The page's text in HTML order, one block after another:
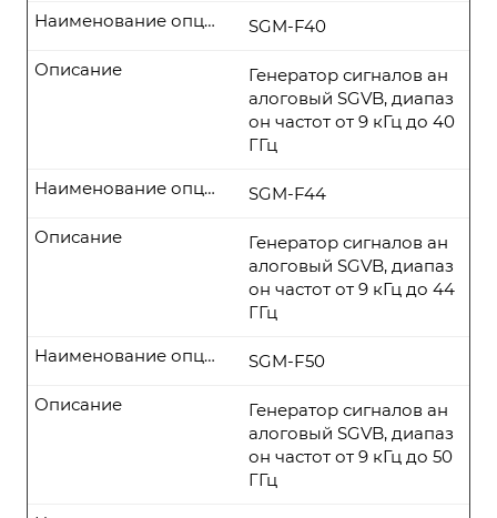
SGM-F40
Наименование опции
Генератор сигналов ан
алоговый SGVB, диапаз
он частот от 9 кГц до 40
ГГц
Описание
SGM-F44
Наименование опции
Генератор сигналов ан
алоговый SGVB, диапаз
он частот от 9 кГц до 44
ГГц
Описание
SGM-F50
Наименование опции
Генератор сигналов ан
алоговый SGVB, диапаз
он частот от 9 кГц до 50
ГГц
Описание